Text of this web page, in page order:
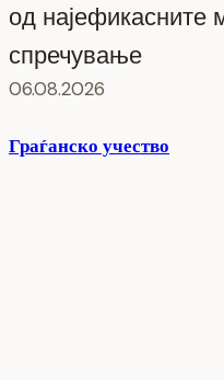
од најефикасните
спречување
06.08.2026
Граѓанско учество